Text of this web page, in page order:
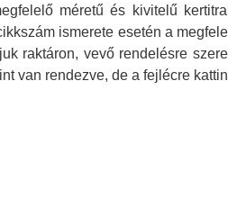
méretű és kivitelű
ismerete esetén a
raktáron, vevő rendelésre
van rendezve, de a fejlécre